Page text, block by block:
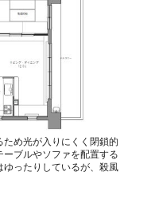
め光が入りにくく閉鎖的
ブルやソファを配置する
ったりしているが、殺風